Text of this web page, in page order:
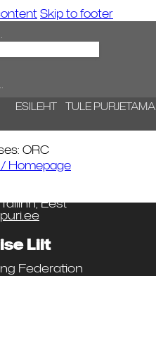
Skip to footer
ESILEHT TULE PURJETAMA
ORC
Homepage
Tallinn, Eest
Liit
Federation